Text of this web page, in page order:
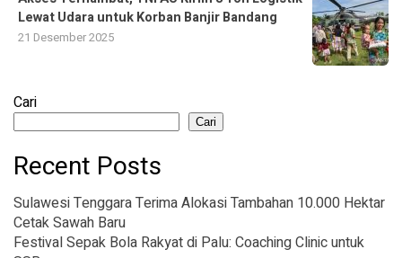
Lewat Udara untuk Korban Banjir Bandang
21 Desember 2025
Cari
Cari
Recent Posts
Sulawesi Tenggara Terima Alokasi Tambahan 10.000 Hektar
Cetak Sawah Baru
Festival Sepak Bola Rakyat di Palu: Coaching Clinic untuk